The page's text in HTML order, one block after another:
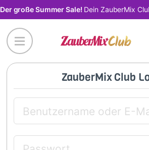
Direkt
zum
Inhalt
Der große Summer Sale! Dein ZauberMix
ZauberMix Club